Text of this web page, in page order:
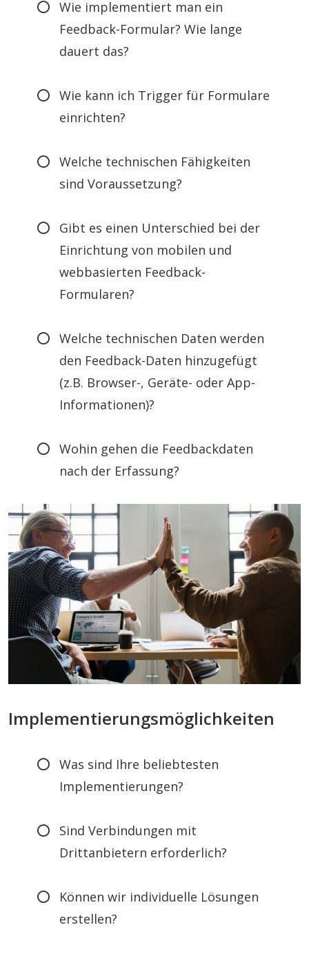
Wie implementiert man ein
Feedback-Formular? Wie lange
dauert das?
Wie kann ich Trigger für Formulare
einrichten?
Welche technischen Fähigkeiten
sind Voraussetzung?
Gibt es einen Unterschied bei der
Einrichtung von mobilen und
webbasierten Feedback-
Formularen?
Welche technischen Daten werden
den Feedback-Daten hinzugefügt
(z.B. Browser-, Geräte- oder App-
Informationen)?
Wohin gehen die Feedbackdaten
nach der Erfassung?
Implementierungsmöglichkeiten
Was sind Ihre beliebtesten
Implementierungen?
Sind Verbindungen mit
Drittanbietern erforderlich?
Können wir individuelle Lösungen
erstellen?